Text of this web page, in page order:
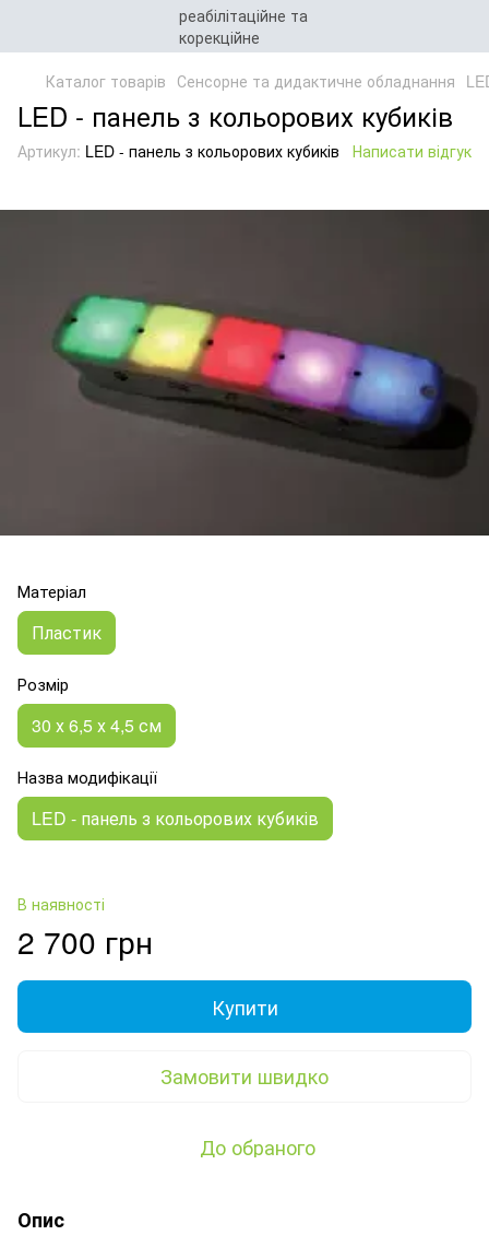
Каталог товарів Сенсорне та дидактичне обладнання
LED - панель з кольорових кубиків
Артикул: LED - панель з кольорових кубиків Написати відгук
Матеріал
Пластик
Розмір
30 х 6,5 х 4,5 см
Назва модифікації
LED - панель з кольорових кубиків
В наявності
2 700 грн
Купити
Замовити швидко
До обраного
Опис